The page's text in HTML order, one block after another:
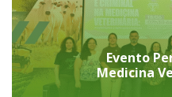
Evento
Medicina